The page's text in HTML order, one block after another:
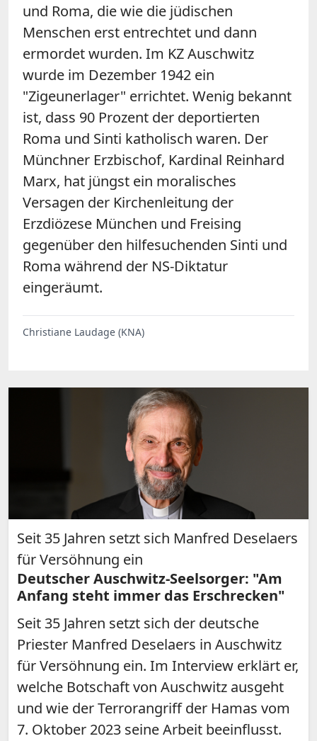
und Roma, die wie die jüdischen
Menschen erst entrechtet und dann
ermordet wurden. Im KZ Auschwitz
wurde im Dezember 1942 ein
"Zigeunerlager" errichtet. Wenig bekannt
ist, dass 90 Prozent der deportierten
Roma und Sinti katholisch waren. Der
Münchner Erzbischof, Kardinal Reinhard
Marx, hat jüngst ein moralisches
Versagen der Kirchenleitung der
Erzdiözese München und Freising
gegenüber den hilfesuchenden Sinti und
Roma während der NS-Diktatur
eingeräumt.
Christiane Laudage (KNA)
Seit 35 Jahren setzt sich Manfred Deselaers
für Versöhnung ein
Deutscher Auschwitz-Seelsorger: "Am
Anfang steht immer das Erschrecken"
Seit 35 Jahren setzt sich der deutsche
Priester Manfred Deselaers in Auschwitz
für Versöhnung ein. Im Interview erklärt er,
welche Botschaft von Auschwitz ausgeht
und wie der Terrorangriff der Hamas vom
7. Oktober 2023 seine Arbeit beeinflusst.